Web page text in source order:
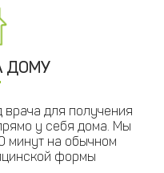
ДОМУ
врача для получения
у себя дома. Мы
минут на обычном
формы